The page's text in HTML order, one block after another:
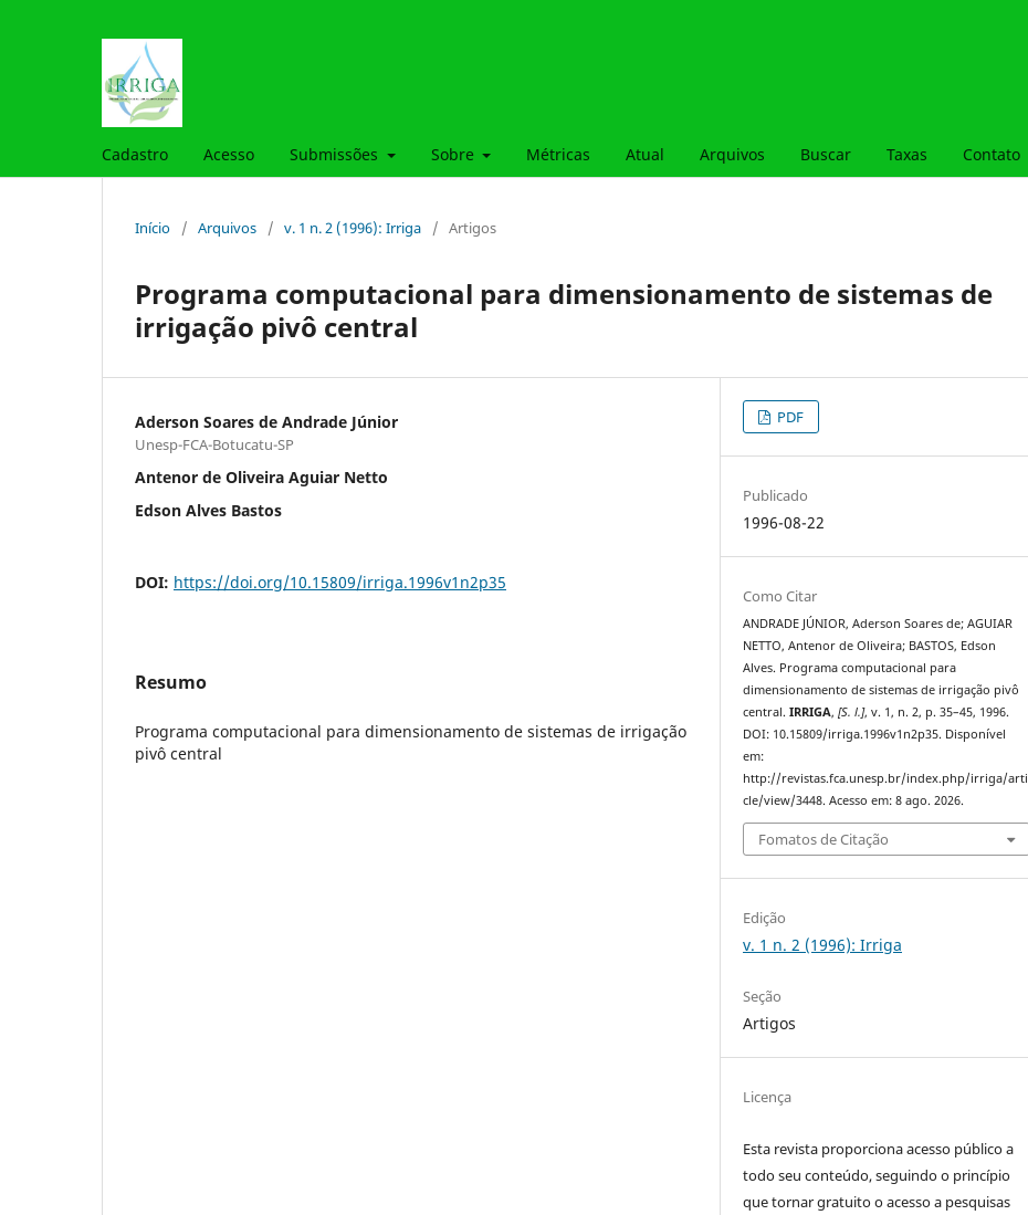
Cadastro Acesso Submissões Sobre Métricas Atual Arquivos Buscar Taxas Contato
Início / Arquivos / v. 1 n. 2 (1996): Irriga / Artigos
Programa computacional para dimensionamento de sistemas de
irrigação pivô central
Aderson Soares de Andrade Júnior
Unesp-FCA-Botucatu-SP
Antenor de Oliveira Aguiar Netto
Edson Alves Bastos
DOI: https://doi.org/10.15809/irriga.1996v1n2p35
Resumo
Programa computacional para dimensionamento de sistemas de irrigação
pivô central
PDF
Publicado
1996-08-22
Como Citar
ANDRADE JÚNIOR, Aderson Soares de; AGUIAR
NETTO, Antenor de Oliveira; BASTOS, Edson
Alves. Programa computacional para
dimensionamento de sistemas de irrigação pivô
central.IRRIGA,[S. l.], v. 1, n. 2, p. 35–45, 1996.
DOI: 10.15809/irriga.1996v1n2p35. Disponível
em:
http://revistas.fca.unesp.br/index.php/irriga/arti
cle/view/3448. Acesso em: 8 ago. 2026.
Fomatos de Citação
Edição
v. 1 n. 2 (1996): Irriga
Seção
Artigos
Licença
Esta revista proporciona acesso público a
todo seu conteúdo, seguindo o princípio
que tornar gratuito o acesso a pesquisas